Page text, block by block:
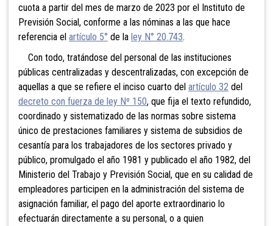
cuota a partir del mes de marzo de 2023 por el Instituto de
Previsión Social, conforme a las nóminas a las que hace
referencia el artículo 5° de la ley N° 20.743.
Con todo, tratándose del personal de las instituciones
públicas centralizadas y descentralizadas, con excepción de
aquellas a que se refiere el inciso cuarto del artículo 32 del
decreto con fuerza de ley Nº 150, que fija el texto refundido,
coordinado y sistematizado de las normas sobre sistema
único de prestaciones familiares y sistema de subsidios de
cesantía para los trabajadores de los sectores privado y
público, promulgado el año 1981 y publicado el año 1982, del
Ministerio del Trabajo y Previsión Social, que en su calidad de
empleadores participen en la administración del sistema de
asignación familiar, el pago del aporte extraordinario lo
efectuarán directamente a su personal, o a quien